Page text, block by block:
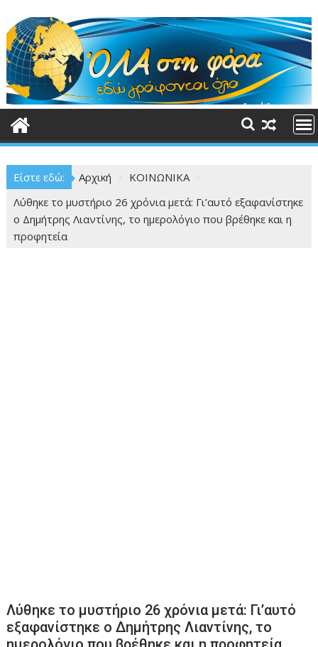
στο
περιεχόμενο
Είστε εδώ: Αρχική
ΚΟΙΝΩΝΙΚΑ
Λύθηκε το μυστήριο 26 χρόνια μετά: Γι’αυτό εξαφανίστηκε
ο Δημήτρης Λιαντίνης, το ημερολόγιο που βρέθηκε και η
προφητεία
Λύθηκε το μυστήριο 26 χρόνια μετά: Γι’αυτό
εξαφανίστηκε ο Δημήτρης Λιαντίνης, το